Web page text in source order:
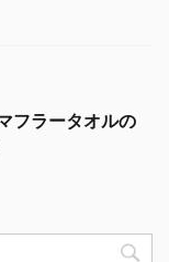
フラータオルの